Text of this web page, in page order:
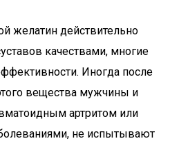
желатин действительно
качествами, многие
Иногда после
вещества мужчины и
артритом или
не испытывают